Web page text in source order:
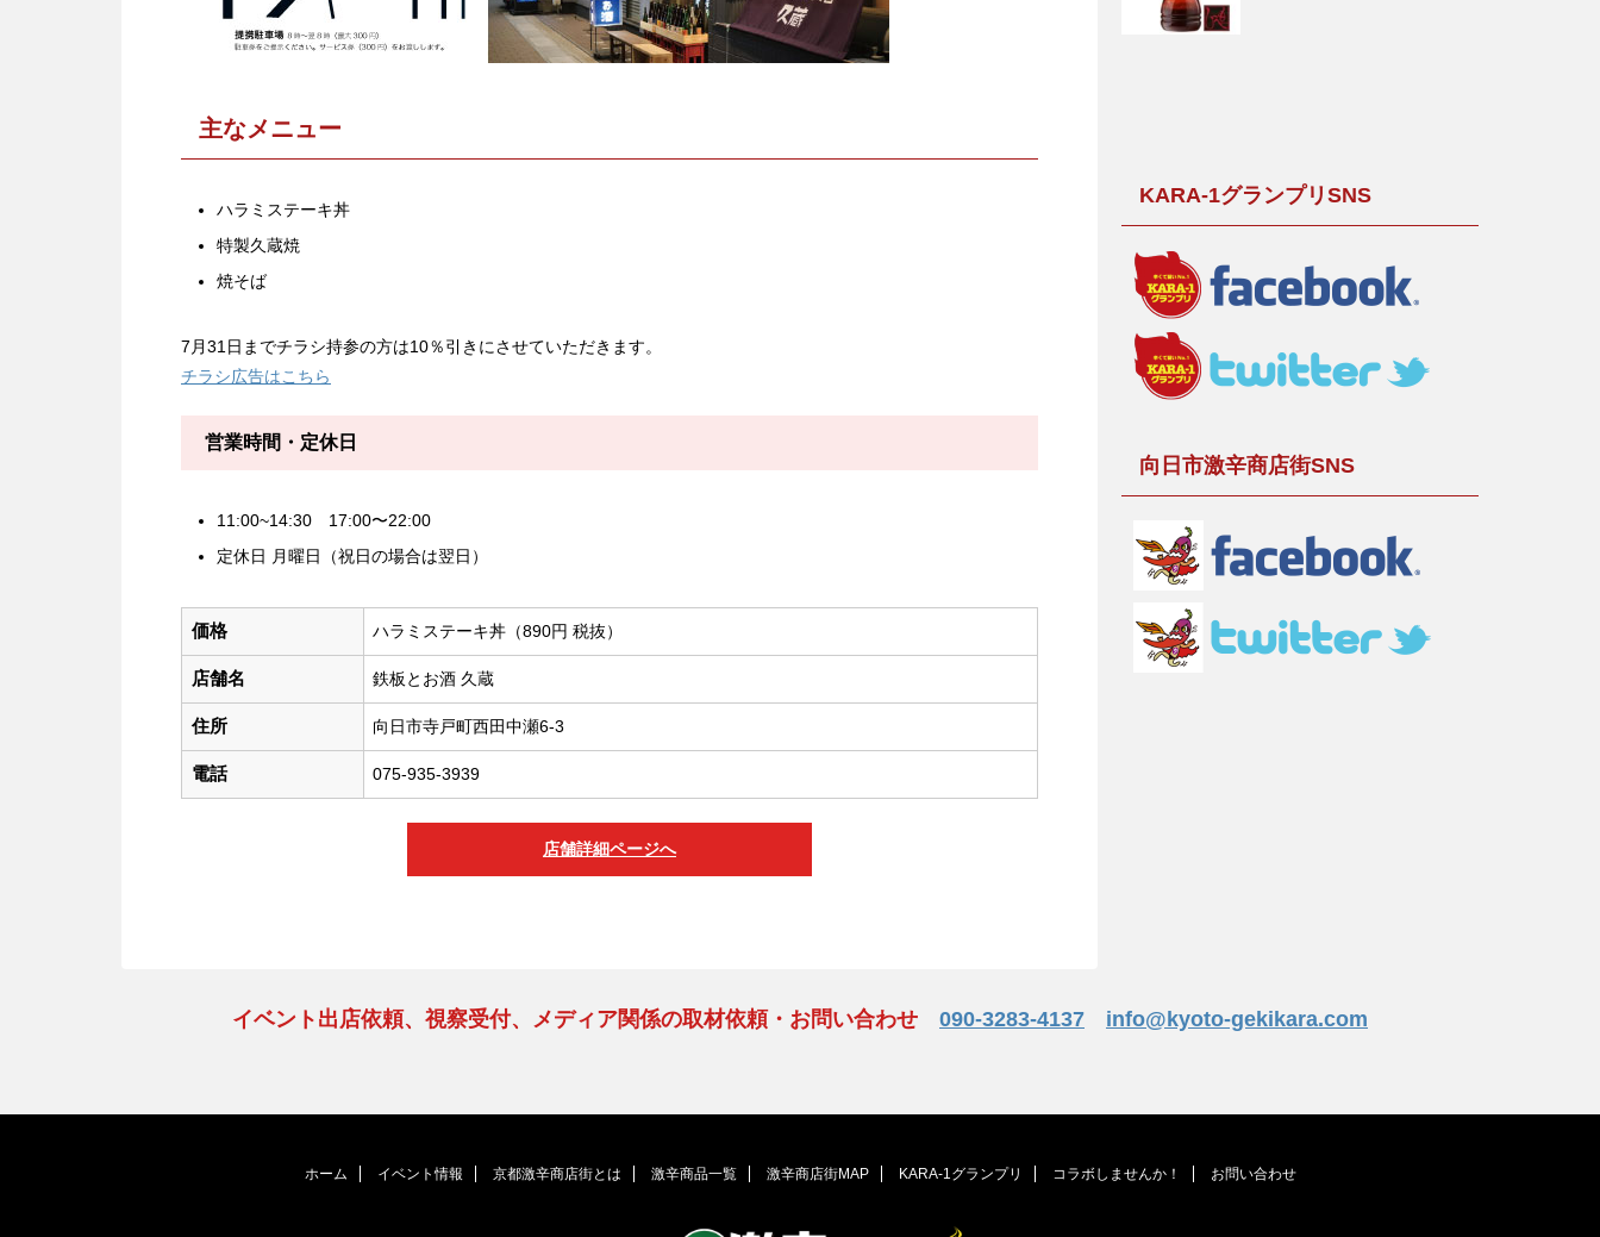
主なメニュー
ハラミステーキ丼
特製久蔵焼
焼そば
7月31日までチラシ持参の方は10％引きにさせていただきます。
チラシ広告はこちら
営業時間・定休日
11:00~14:30 17:00〜22:00
定休日 月曜日（祝日の場合は翌日）
価格 ハラミステーキ丼（890円 税抜）
店舗名 鉄板とお酒 久蔵
住所 向日市寺戸町西田中瀬6-3
電話 075-935-3939
店舗詳細ページへ
KARA-1グランプリSNS
向日市激辛商店街SNS
イベント出店依頼、視察受付、メディア関係の取材依頼・お問い合わせ 090-3283-4137 info@kyoto-gekikara.com
ホーム イベント情報 京都激辛商店街とは 激辛商品一覧 激辛商店街MAP KARA-1グランプリ コラボしませんか！ お問い合わせ